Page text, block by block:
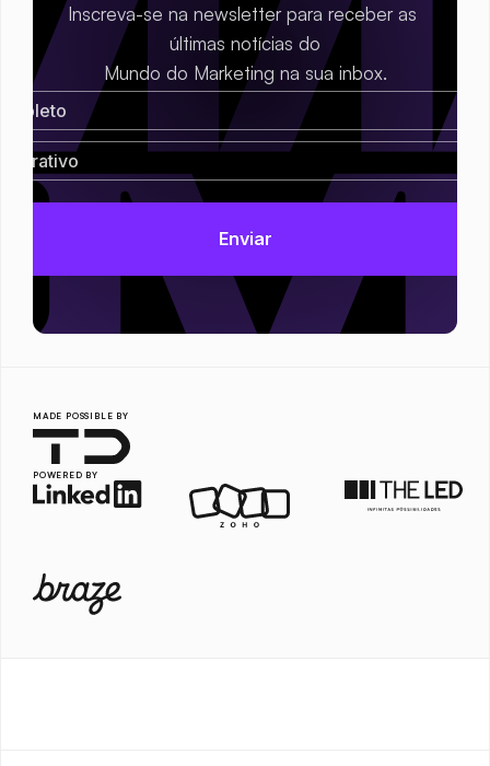
Inscreva-se na newsletter para receber as
últimas notícias do
Mundo do Marketing na sua inbox.
MADE POSSIBLE BY
POWERED BY